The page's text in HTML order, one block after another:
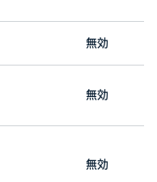
無効
無効
無効